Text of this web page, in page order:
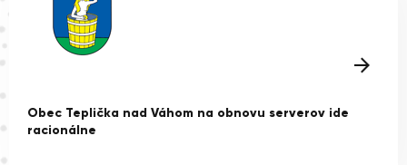
Obec Teplička nad Váhom na obnovu serverov ide
racionálne